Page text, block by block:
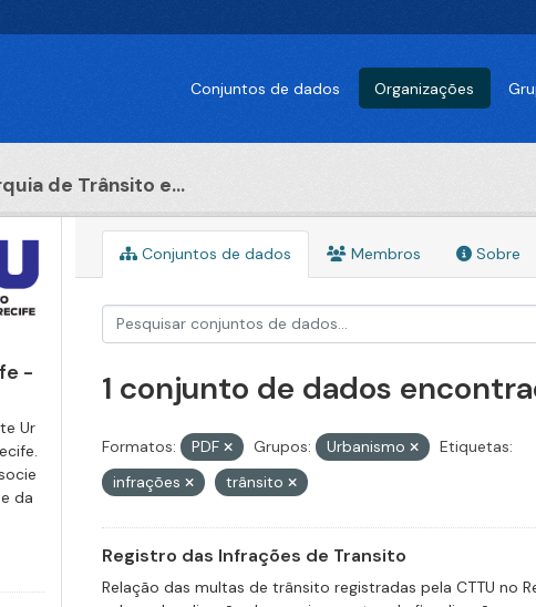
Conjuntos de dados Organizações
de Trânsito e...
-
Ur
da
Conjuntos de dados Membros Sobre
1 conjunto de dados
Formatos: PDF Grupos: Urbanismo
Etiquetas:
infrações
trânsito
Registro das Infrações de Transito
Relação das multas de trânsito registradas pela CTTU no